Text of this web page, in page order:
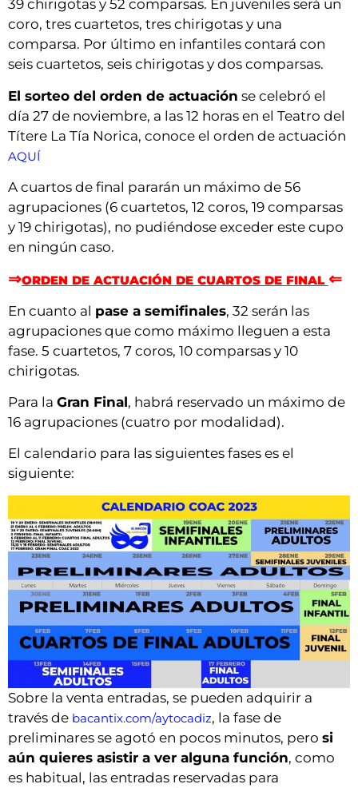
39 chirigotas y 52 comparsas. En juveniles será un
coro, tres cuartetos, tres chirigotas y una
comparsa. Por último en infantiles contará con
seis cuartetos, seis chirigotas y dos comparsas.
El sorteo del orden de actuación se celebró el
día 27 de noviembre, a las 12 horas en el Teatro del
Títere La Tía Norica, conoce el orden de actuación
AQUÍ
A cuartos de final pararán un máximo de 56
agrupaciones (6 cuartetos, 12 coros, 19 comparsas
y 19 chirigotas), no pudiéndose exceder este cupo
en ningún caso.
⇒ORDEN DE ACTUACIÓN DE CUARTOS DE FINAL ⇐
En cuanto al pase a semifinales, 32 serán las
agrupaciones que como máximo lleguen a esta
fase. 5 cuartetos, 7 coros, 10 comparsas y 10
chirigotas.
Para la Gran Final, habrá reservado un máximo de
16 agrupaciones (cuatro por modalidad).
El calendario para las siguientes fases es el
siguiente:
Sobre la venta entradas, se pueden adquirir a
través de bacantix.com/aytocadiz, la fase de
preliminares se agotó en pocos minutos, pero si
aún quieres asistir a ver alguna función, como
es habitual, las entradas reservadas para